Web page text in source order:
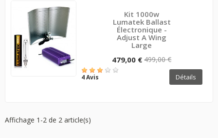
Kit 1000w
Lumatek Ballast
Électronique -
Adjust A Wing
Large
479,00 € 499,00 €
4 Avis Détails
Affichage 1-2 de 2 article(s)